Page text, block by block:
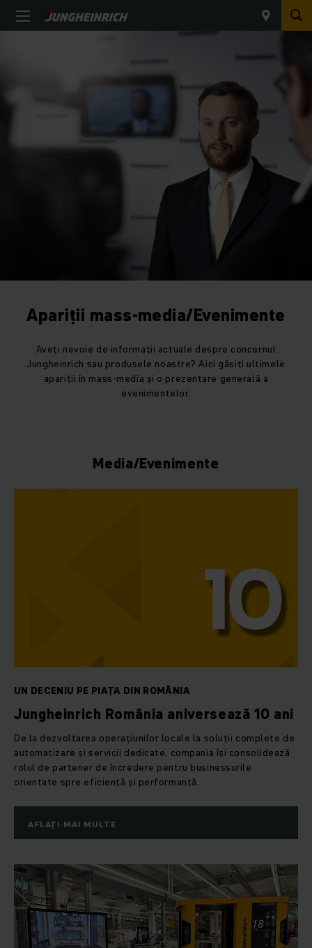
Apariții mass-media/Evenimente
Aveți nevoie de informații actuale despre concernul
Jungheinrich sau produsele noastre? Aici găsiți ultimele
apariții în mass-media și o prezentare generală a
evenimentelor.
Media/Evenimente
UN DECENIU PE PIAȚA DIN ROMÂNIA
Jungheinrich România aniversează 10 ani
De la dezvoltarea operațiunilor locale la soluții complete de
automatizare și servicii dedicate, compania își consolidează
rolul de partener de încredere pentru businessurile
orientate spre eficiență și performanță.
AFLAȚI MAI MULTE